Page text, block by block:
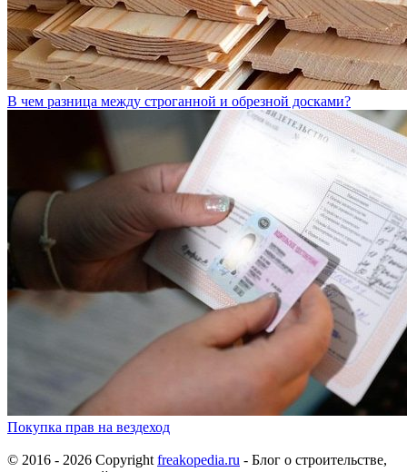
В чем разница между строганной и обрезной досками?
Покупка прав на вездеход
© 2016 - 2026 Copyright freakopedia.ru - Блог о строительстве,